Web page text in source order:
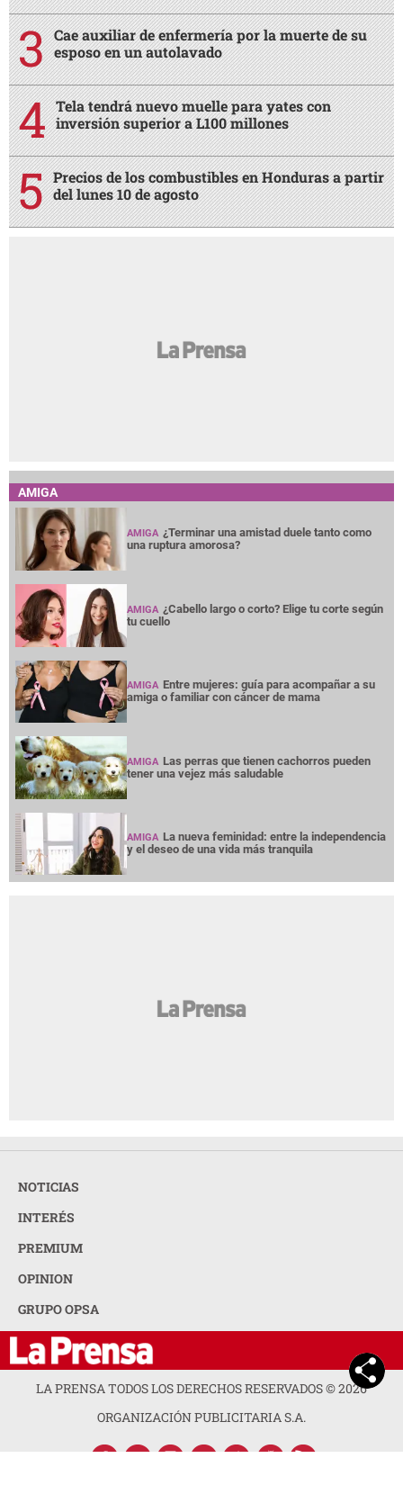
Cae auxiliar de enfermería por la muerte de su
esposo en un autolavado
Tela tendrá nuevo muelle para yates con
inversión superior a L100 millones
Precios de los combustibles en Honduras a partir
del lunes 10 de agosto
AMIGA
AMIGA ¿Terminar una amistad duele tanto como
una ruptura amorosa?
AMIGA ¿Cabello largo o corto? Elige tu corte según
tu cuello
AMIGA Entre mujeres: guía para acompañar a su
amiga o familiar con cáncer de mama
AMIGA Las perras que tienen cachorros pueden
tener una vejez más saludable
AMIGA La nueva feminidad: entre la independencia
y el deseo de una vida más tranquila
NOTICIAS
INTERÉS
PREMIUM
OPINION
GRUPO OPSA
LA PRENSA TODOS LOS DERECHOS RESERVADOS ©2026
ORGANIZACIÓN PUBLICITARIA S.A.